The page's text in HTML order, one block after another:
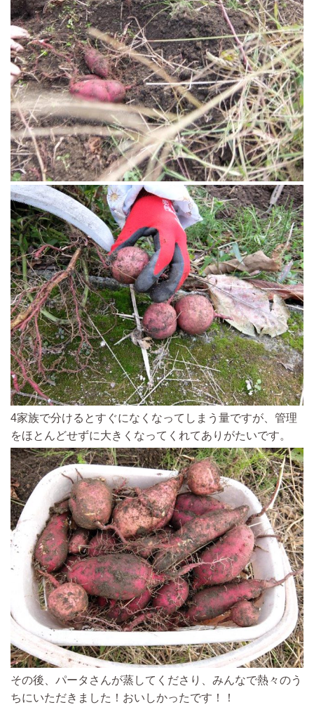
4家族で分けるとすぐになくなってしまう量ですが、管理
をほとんどせずに大きくなってくれてありがたいです。
その後、パータさんが蒸してくださり、みんなで熱々のう
ちにいただきました！おいしかったです！！